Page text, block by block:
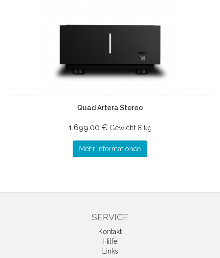
Quad Artera Stereo
1.699.00 € Gewicht 8 kg
Mehr Informationen
SERVICE
Kontakt
Hilfe
Links